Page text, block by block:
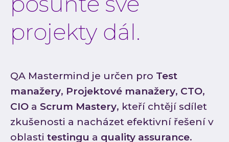
projekty dál.
QA Mastermind je určen pro Test
manažery, Projektové manažery, CTO,
CIO a Scrum Mastery, kteří chtějí sdílet
zkušenosti a nacházet efektivní řešení v
oblasti testingu a quality assurance.